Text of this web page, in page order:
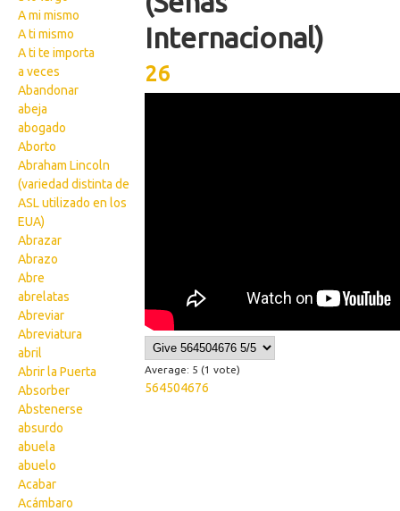
A mi mismo
A ti mismo
A ti te importa
a veces
Abandonar
abeja
abogado
Aborto
Abraham Lincoln
(variedad distinta de
ASL utilizado en los
EUA)
Abrazar
Abrazo
Abre
abrelatas
Abreviar
Abreviatura
abril
Abrir la Puerta
Absorber
Abstenerse
absurdo
abuela
abuelo
Acabar
Acámbaro
Internacional)
26
Average: 5 (1 vote)
564504676